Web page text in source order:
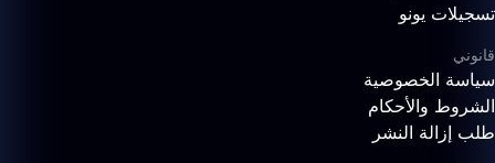
تسجيلات يونو
قانوني
سياسة الخصوصية
الشروط والأحكام
طلب إزالة النشر